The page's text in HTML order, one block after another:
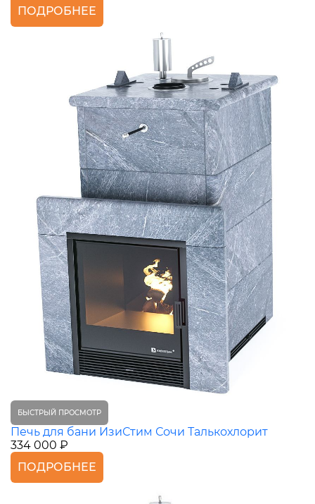
ПОДРОБНЕЕ
БЫСТРЫЙ ПРОСМОТР
Печь для бани ИзиСтим Сочи Талькохлорит
334 000 ₽
ПОДРОБНЕЕ